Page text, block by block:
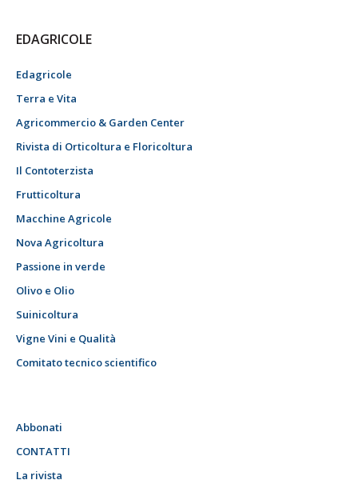
EDAGRICOLE
Edagricole
Terra e Vita
Agricommercio & Garden Center
Rivista di Orticoltura e Floricoltura
Il Contoterzista
Frutticoltura
Macchine Agricole
Nova Agricoltura
Passione in verde
Olivo e Olio
Suinicoltura
Vigne Vini e Qualità
Comitato tecnico scientifico
Abbonati
CONTATTI
La rivista